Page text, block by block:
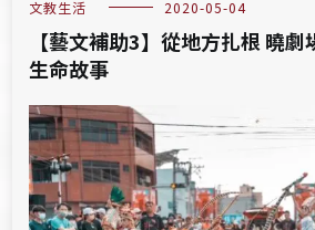
文教生活 2020-05-04
【藝文補助3】從地方扎根 曉
生命故事